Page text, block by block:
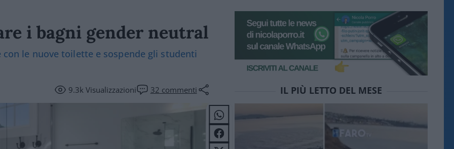
i bagni gender neutral
le nuove toilette e sospende gli studenti
9.3kVisualizzazioni 32 commenti IL PIÙ LETTO DEL MESE